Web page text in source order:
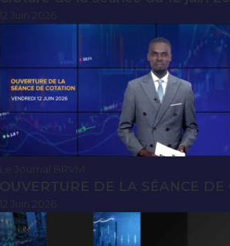
Le Journal BRVM
OUVERTURE DE LA SÉANCE